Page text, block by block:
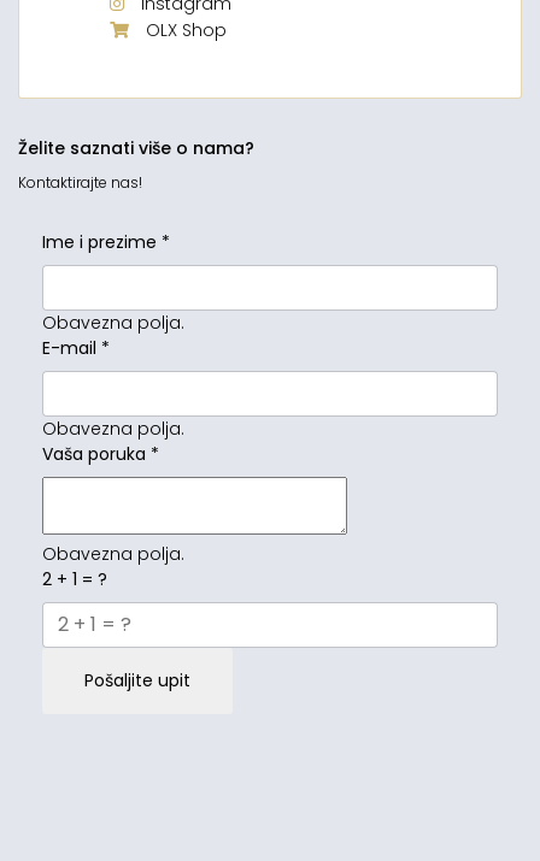
OLX Shop
Želite saznati više o nama?
Kontaktirajte nas!
Ime i prezime *
Obavezna polja.
E-mail *
Obavezna polja.
Vaša poruka *
Obavezna polja.
2 + 1 = ?
Pošaljite upit